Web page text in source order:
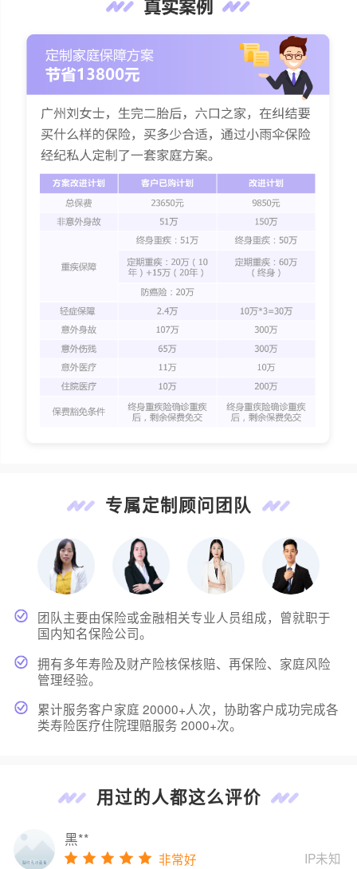
专属定制顾问团队
团队主要由保险或金融相关专业人员组成，曾就职于
国内知名保险公司。
拥有多年寿险及财产险核保核赔、再保险、家庭风险
管理经验。
累计服务客户家庭 20000+人次，协助客户成功完成各
类寿险医疗住院理赔服务 2000+次。
用过的人都这么评价
黑**
非常好 IP未知